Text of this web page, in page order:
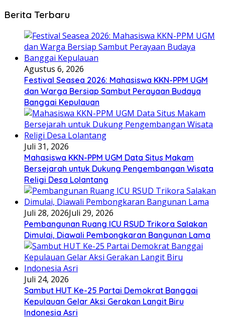
Berita Terbaru
Agustus 6, 2026
Festival Seasea 2026: Mahasiswa KKN-PPM UGM
dan Warga Bersiap Sambut Perayaan Budaya
Banggai Kepulauan
Juli 31, 2026
Mahasiswa KKN-PPM UGM Data Situs Makam
Bersejarah untuk Dukung Pengembangan Wisata
Religi Desa Lolantang
Juli 28, 2026Juli 29, 2026
Pembangunan Ruang ICU RSUD Trikora Salakan
Dimulai, Diawali Pembongkaran Bangunan Lama
Juli 24, 2026
Sambut HUT Ke-25 Partai Demokrat Banggai
Kepulauan Gelar Aksi Gerakan Langit Biru
Indonesia Asri